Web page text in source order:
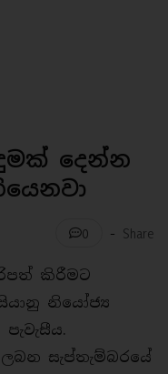
දෙන්න
0 - Share
කිරීමට
නියෝජ්‍ය
සැප්තැම්බරයේ